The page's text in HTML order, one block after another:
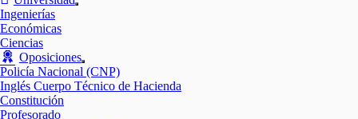
Mostrar
Ingenierías
Económicas
Ciencias
Oposiciones
Mostrar
el
submenú
Policía Nacional (CNP)
Inglés Cuerpo Técnico de Hacienda
Constitución
Profesorado